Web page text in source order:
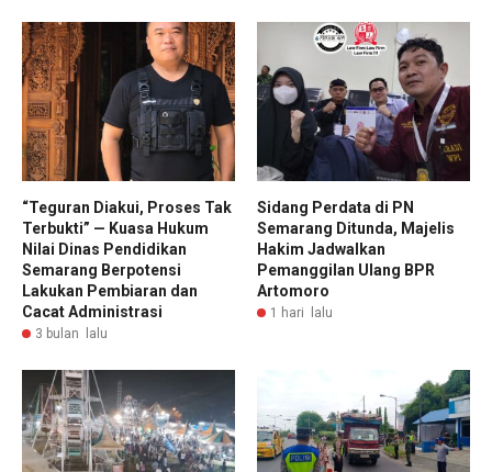
“Teguran Diakui, Proses Tak
Terbukti” — Kuasa Hukum
Nilai Dinas Pendidikan
Semarang Berpotensi
Lakukan Pembiaran dan
Cacat Administrasi
3 bulan lalu
Sidang Perdata di PN
Semarang Ditunda, Majelis
Hakim Jadwalkan
Pemanggilan Ulang BPR
Artomoro
1 hari lalu